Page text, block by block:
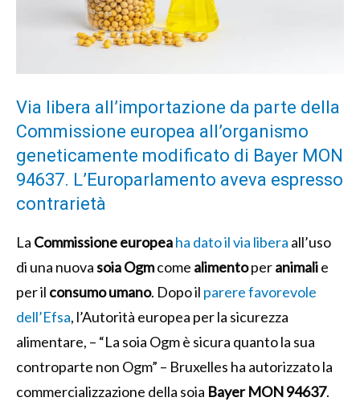
Via libera all’importazione da parte della
Commissione europea all’organismo
geneticamente modificato di Bayer MON
94637. L’Europarlamento aveva espresso
contrarietà
La Commissioneeuropeaha dato il via libera all’uso
di una nuovasoiaOgmcome alimentoperanimalie
per il consumoumano. Dopo il parere favorevole
dell’Efsa, l’Autorità europea per la sicurezza
alimentare, – “La soia Ogm è sicura quanto la sua
controparte non Ogm” – Bruxelles ha autorizzato la
commercializzazione della soia Bayer MON 94637.